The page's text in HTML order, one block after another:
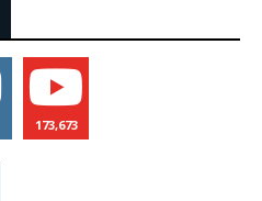
173,673